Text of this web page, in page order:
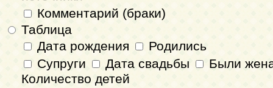
Комментарий (браки)
Таблица
Дата рождения
Родились
Супруги
Дата свадьбы
Были
Количество детей